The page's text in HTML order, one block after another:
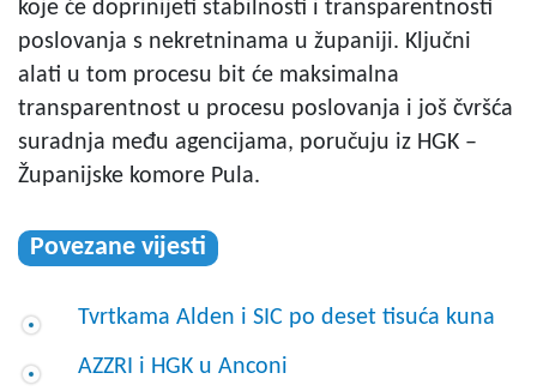
koje će doprinijeti stabilnosti i transparentnosti
poslovanja s nekretninama u županiji. Ključni
alati u tom procesu bit će maksimalna
transparentnost u procesu poslovanja i još čvršća
suradnja među agencijama, poručuju iz HGK –
Županijske komore Pula.
Povezane vijesti
Tvrtkama Alden i SIC po deset tisuća kuna
AZZRI i HGK u Anconi